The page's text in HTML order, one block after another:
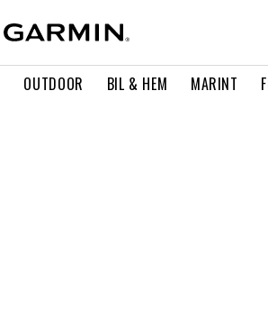
OUTDOOR BIL & HEM MARINT